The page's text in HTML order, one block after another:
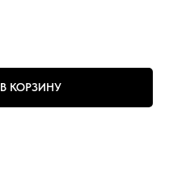
В КОРЗИНУ